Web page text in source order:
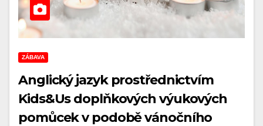
ZÁBAVA
Anglický jazyk prostřednictvím
Kids&Us doplňkových výukových
pomůcek v podobě vánočního